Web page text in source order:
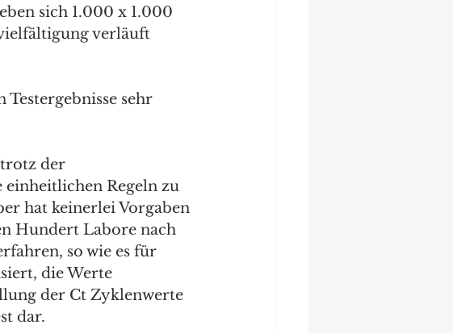
sich 1.000 x 1.000
verläuft
sehr
der
einheitlichen Regeln zu
hat keinerlei Vorgaben
Hundert Labore nach
so wie es für
die Werte
der Ct Zyklenwerte
dar.